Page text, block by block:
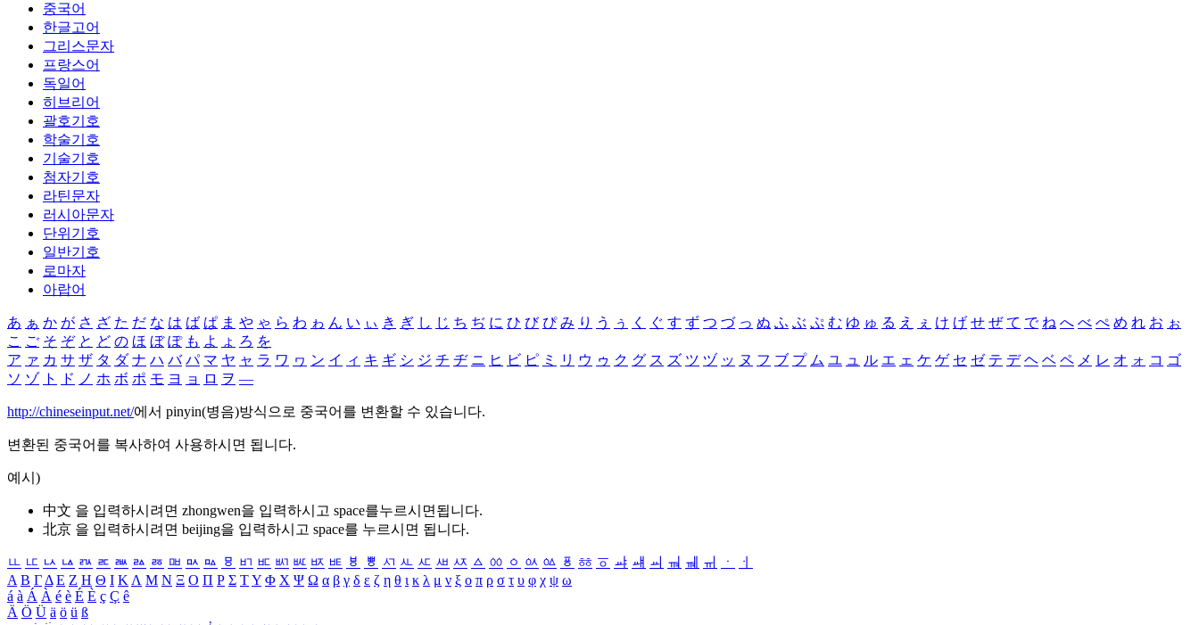
중국어
한글고어
그리스문자
프랑스어
독일어
히브리어
괄호기호
학술기호
기술기호
첨자기호
라틴문자
러시아문자
단위기호
일반기호
로마자
아랍어
あ ぁ か が さ ざ た だ な は ば ぱ ま や ゃ ら わ ゎ ん い ぃ き ぎ し じ ち ぢ に ひ び ぴ み り う ぅ く ぐ す ず つ づ っ ぬ ふ ぶ ぷ む ゆ ゅ る え ぇ け げ せ ぜ て で ね へ べ ぺ め れ お ぉ
こ ご そ ぞ と ど の ほ ぼ ぽ も よ ょ ろ を
ア ァ カ サ ザ タ ダ ナ ハ バ パ マ ヤ ャ ラ ワ ヮ ン イ ィ キ ギ シ ジ チ ヂ ニ ヒ ビ ピ ミ リ ウ ゥ ク グ ス ズ ツ ヅ ッ ヌ フ ブ プ ム ユ ュ ル エ ェ ケ ゲ セ ゼ テ デ ヘ ベ ペ メ レ オ ォ コ ゴ
ソ ゾ ト ド ノ ホ ボ ポ モ ヨ ョ ロ ヲ ―
http://chineseinput.net/에서 pinyin(병음)방식으로 중국어를 변환할 수 있습니다.
변환된 중국어를 복사하여 사용하시면 됩니다.
예시)
中文 을 입력하시려면 zhongwen을 입력하시고 space를누르시면됩니다.
北京 을 입력하시려면 beijing을 입력하시고 space를 누르시면 됩니다.
ㅥ ㅦ ㅧ ㅨ ㅩ ㅪ ㅫ ㅬ ㅭ ㅮ ㅯ ㅰ ㅱ ㅲ ㅳ ㅴ ㅵ ㅶ ㅷ ㅸ ㅹ ㅺ ㅻ ㅼ ㅽ ㅾ ㅿ ㆀ ㆁ ㆂ ㆃ ㆄ ㆅ ㆆ ㆇ ㆈ ㆉ ㆊ ㆋ ㆌ ㆍ
ㆎ
Α Β ΓΔ Ε Ζ Η Θ Ι ΚΛ Μ Ν Ξ Ο Π Ρ Σ ΤΥ Φ Χ Ψ Ω α β γ δ ε ζ η θ ι κ λ μ ν ξ ο π ρ σ τ υ φ χ ψ ω
á à Á À é è É È ç Ç ê
Ä Ö Ü ä ö ü ß